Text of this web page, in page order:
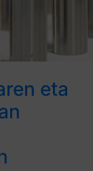
eta